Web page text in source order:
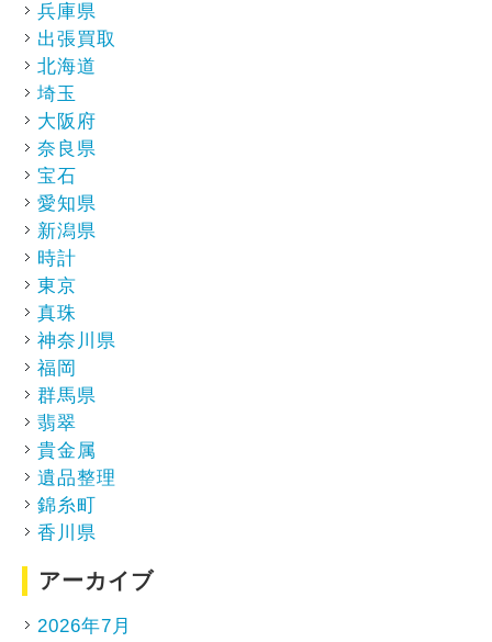
兵庫県
出張買取
北海道
埼玉
大阪府
奈良県
宝石
愛知県
新潟県
時計
東京
真珠
神奈川県
福岡
群馬県
翡翠
貴金属
遺品整理
錦糸町
香川県
アーカイブ
2026年7月